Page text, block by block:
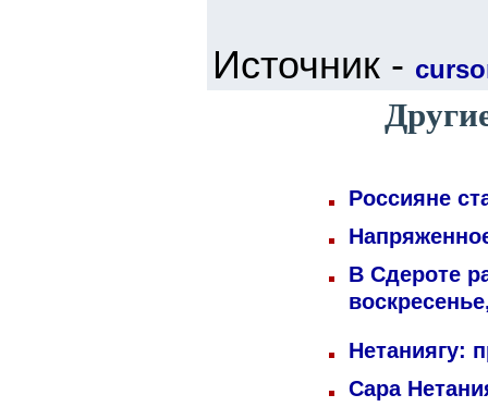
Источник -
Россияне
В Сдероте
Нетаниягу:
Сара